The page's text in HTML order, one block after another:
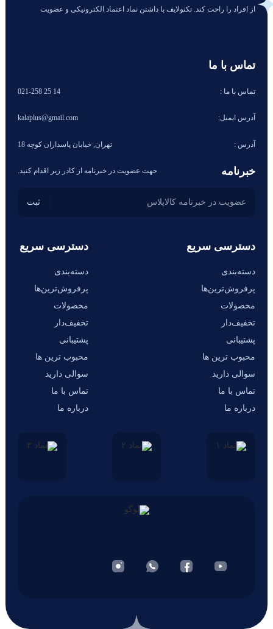
از افراد را راحت کند. تکنولایف با داشتن نماد اعتماد الکترونیکی و عضویت
دسترسی سریع
دسته‌بندی
پرفروش‌ترین‌ها
محصولات
تخفیف‌دار
پشتیبانی
محبوب ترین ها
سوالی دارید
تماس با ما
درباره ما
تماس با ما
تماس با ما : 14 25 021-258
آدرس ایمیل: kalaplus@gmail.com
آدرس : تهران, خیابان پاسداران کوچه 18
خبرنامه جهت عضویت در خبرنامه از کادر زیر اقدام کنید.
دسترسی سریع
دسته‌بندی
پرفروش‌ترین‌ها
محصولات
تخفیف‌دار
پشتیبانی
محبوب ترین ها
سوالی دارید
تماس با ما
درباره ما